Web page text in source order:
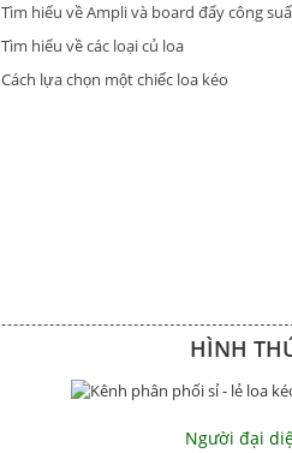
Tìm hiểu về Ampli và board đẩy công
Tìm hiểu về các loại củ loa
Cách lựa chọn một chiếc loa kéo
HÌNH
Người đại